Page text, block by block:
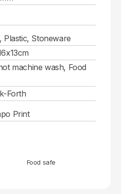
Plastic, Stoneware
machine wash, Food
Forth
Print
Food safe